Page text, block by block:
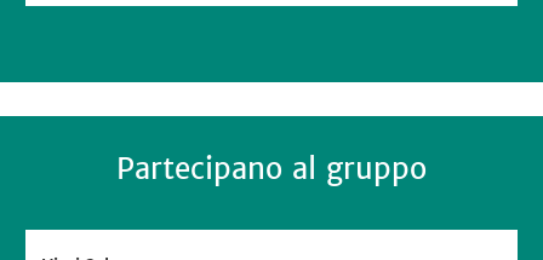
Partecipano al gruppo